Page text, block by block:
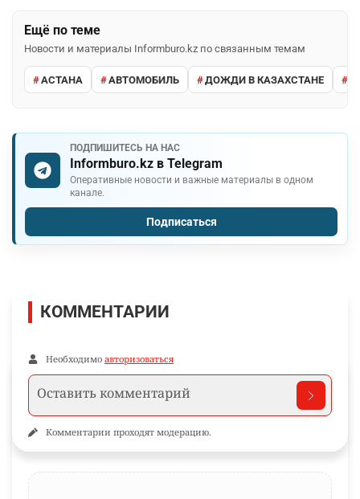
Ещё по теме
Новости и материалы Informburo.kz по связанным темам
АСТАНА АВТОМОБИЛЬ ДОЖДИ В КАЗАХСТАНЕ
ПОДПИШИТЕСЬ НА НАС
Informburo.kz в Telegram
Оперативные новости и важные материалы в одном
канале.
Подписаться
КОММЕНТАРИИ
Необходимо авторизоваться
Комментарии проходят модерацию.